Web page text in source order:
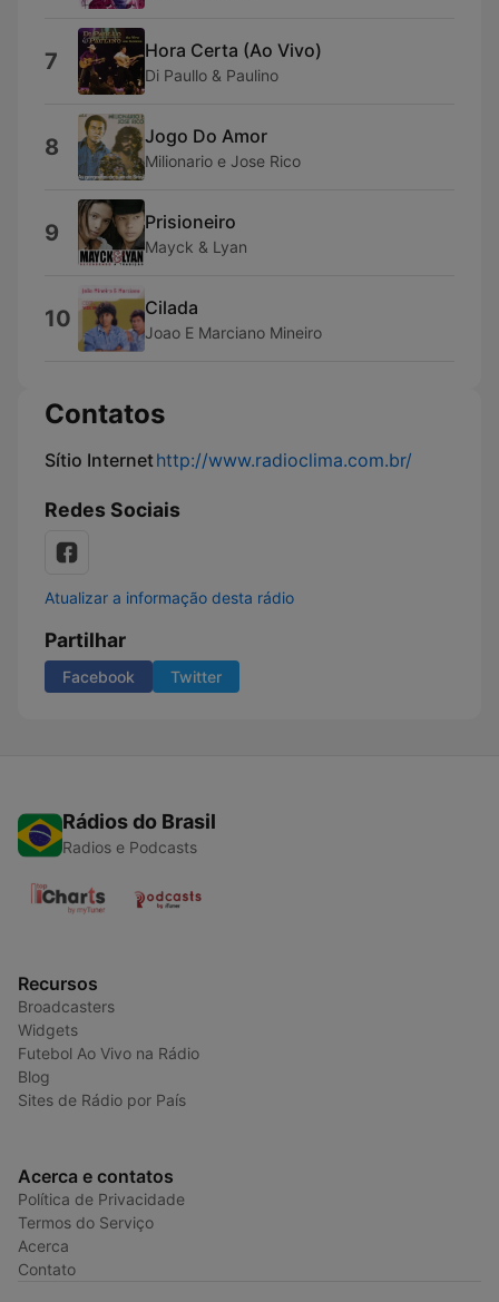
7 Hora Certa (Ao Vivo)
Di Paullo & Paulino
8 Jogo Do Amor
Milionario e Jose Rico
9 Prisioneiro
Mayck & Lyan
10 Cilada
Joao E Marciano Mineiro
Contatos
Sítio Internethttp://www.radioclima.com.br/
Redes Sociais
Atualizar a informação desta rádio
Partilhar
Facebook Twitter
Rádios do Brasil
Radios e Podcasts
Recursos
Broadcasters
Widgets
Futebol Ao Vivo na Rádio
Blog
Sites de Rádio por País
Acerca e contatos
Política de Privacidade
Termos do Serviço
Acerca
Contato